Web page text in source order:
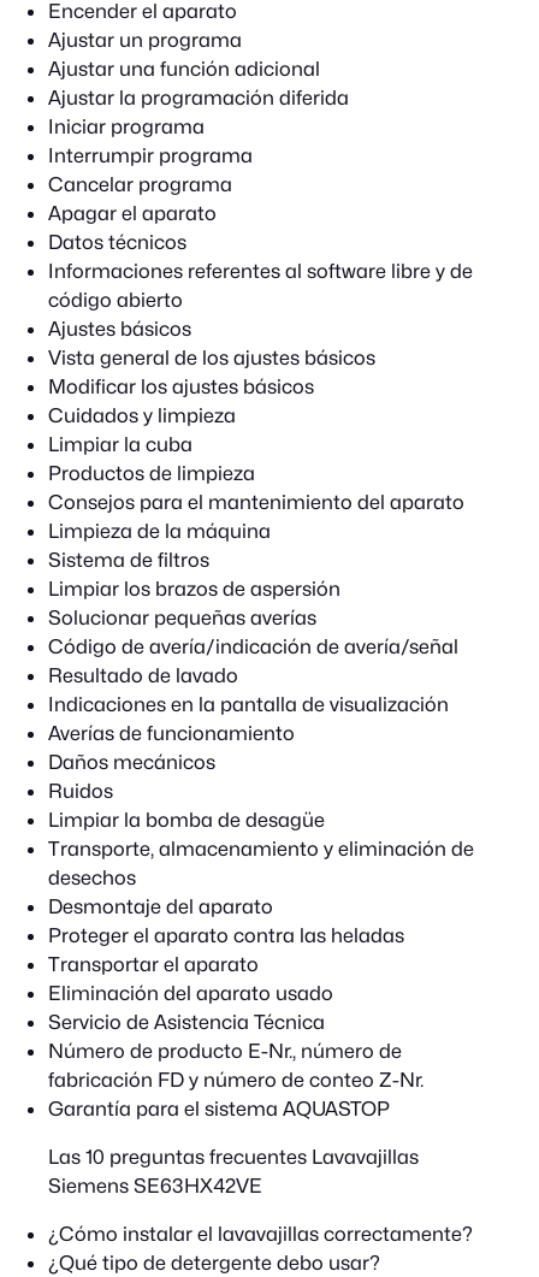
Encender el aparato
Ajustar un programa
Ajustar una función adicional
Ajustar la programación diferida
Iniciar programa
Interrumpir programa
Cancelar programa
Apagar el aparato
Datos técnicos
Informaciones referentes al software libre y de
código abierto
Ajustes básicos
Vista general de los ajustes básicos
Modificar los ajustes básicos
Cuidados y limpieza
Limpiar la cuba
Productos de limpieza
Consejos para el mantenimiento del aparato
Limpieza de la máquina
Sistema de filtros
Limpiar los brazos de aspersión
Solucionar pequeñas averías
Código de avería/indicación de avería/señal
Resultado de lavado
Indicaciones en la pantalla de visualización
Averías de funcionamiento
Daños mecánicos
Ruidos
Limpiar la bomba de desagüe
Transporte, almacenamiento y eliminación de
desechos
Desmontaje del aparato
Proteger el aparato contra las heladas
Transportar el aparato
Eliminación del aparato usado
Servicio de Asistencia Técnica
Número de producto E-Nr., número de
fabricación FD y número de conteo Z-Nr.
Garantía para el sistema AQUASTOP
Las 10 preguntas frecuentes Lavavajillas
Siemens SE63HX42VE
¿Cómo instalar el lavavajillas correctamente?
¿Qué tipo de detergente debo usar?